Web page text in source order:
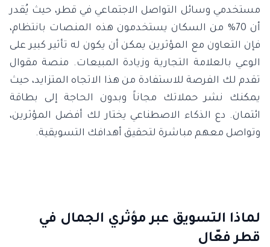
مستخدمي وسائل التواصل الاجتماعي في قطر، حيث يُقدر
أن 70% من السكان يستخدمون هذه المنصات بانتظام،
فإن التعاون مع المؤثرين يمكن أن يكون له تأثير كبير على
الوعي بالعلامة التجارية وزيادة المبيعات. منصة مقوال
تقدم لك الفرصة للاستفادة من هذا الاتجاه المتزايد، حيث
يمكنك نشر حملاتك مجاناً وبدون الحاجة إلى بطاقة
ائتمان. دع الذكاء الاصطناعي يختار لك أفضل المؤثرين،
وتواصل معهم مباشرة لتحقيق أهدافك التسويقية.
لماذا التسويق عبر مؤثري الجمال في
قطر فعّال